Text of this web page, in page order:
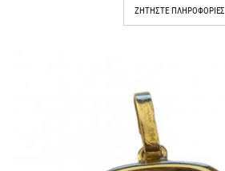
ΖΗΤΉΣΤΕ ΠΛΗΡΟΦΟΡΊΕΣ